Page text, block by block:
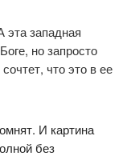
эта западная
но запросто
что это в ее
И картина
без